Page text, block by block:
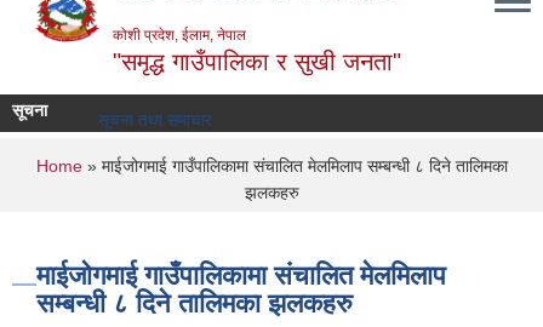
कोशी प्रदेश, ईलाम, नेपाल
"समृद्ध गाउँपालिका र सुखी जनता"
सूचना सूचना तथा समाचार
You are here
Home» माईजोगमाई गाउँपालिकामा संचालित मेलमिलाप सम्बन्धी ८ दिने तालिमका
झलकहरु
माईजोगमाई गाउँपालिकामा संचालित मेलमिलाप
सम्बन्धी ८ दिने तालिमका झलकहरु